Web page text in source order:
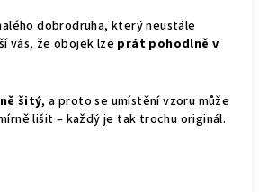
dobrodruha, který neustále
vás, že obojek lze prát pohodlně v
šitý, a proto se umístění vzoru může
lišit – každý je tak trochu originál.